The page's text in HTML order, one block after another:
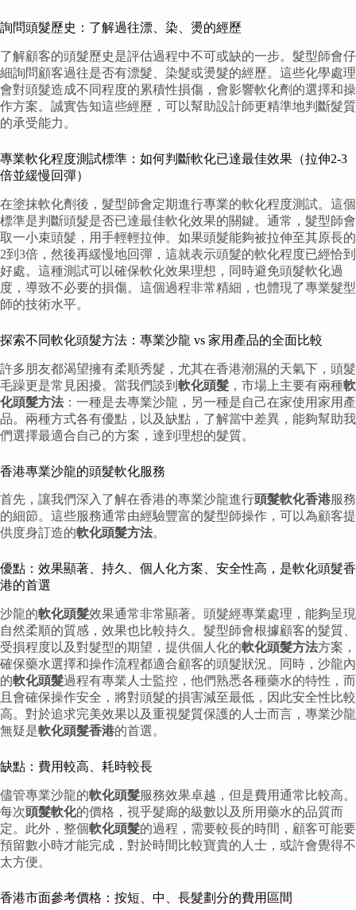
詢問頭髮歷史：了解過往漂、染、燙的經歷
了解顧客的頭髮歷史是評估過程中不可或缺的一步。髮型師會仔
細詢問顧客過往是否有漂髮、染髮或燙髮的經歷。這些化學處理
會對頭髮造成不同程度的累積性損傷，會影響軟化劑的選擇和操
作方案。誠實告知這些經歷，可以幫助設計師更精準地判斷髮質
的承受能力。
專業軟化程度測試標準：如何判斷軟化已達最佳效果（拉伸2-3
倍並緩慢回彈）
在塗抹軟化劑後，髮型師會定期進行專業的軟化程度測試。這個
標準是判斷頭髮是否已達最佳軟化效果的關鍵。通常，髮型師會
取一小束頭髮，用手輕輕拉伸。如果頭髮能夠被拉伸至其原長的
2到3倍，然後再緩慢地回彈，這就表示頭髮的軟化程度已經恰到
好處。這種測試可以確保軟化效果理想，同時避免頭髮軟化過
度，導致不必要的損傷。這個過程非常精細，也體現了專業髮型
師的技術水平。
探索不同軟化頭髮方法：專業沙龍 vs 家用產品的全面比較
許多朋友都渴望擁有柔順秀髮，尤其在香港潮濕的天氣下，頭髮
毛躁更是常見困擾。當我們談到 軟化頭髮 ，市場上主要有兩種軟
化頭髮方法 ：一種是去專業沙龍，另一種是自己在家使用家用產
品。兩種方式各有優點，以及缺點，了解當中差異，能夠幫助我
們選擇最適合自己的方案，達到理想的髮質。
香港專業沙龍的頭髮軟化服務
首先，讓我們深入了解在香港的專業沙龍進行頭髮軟化香港服務
的細節。這些服務通常由經驗豐富的髮型師操作，可以為顧客提
供度身訂造的軟化頭髮方法。
優點：效果顯著、持久、個人化方案、安全性高，是軟化頭髮香
港的首選
沙龍的軟化頭髮效果通常非常顯著。頭髮經專業處理，能夠呈現
自然柔順的質感，效果也比較持久。髮型師會根據顧客的髮質、
受損程度以及對髮型的期望，提供個人化的軟化頭髮方法方案，
確保藥水選擇和操作流程都適合顧客的頭髮狀況。同時，沙龍內
的軟化頭髮過程有專業人士監控，他們熟悉各種藥水的特性，而
且會確保操作安全，將對頭髮的損害減至最低，因此安全性比較
高。對於追求完美效果以及重視髮質保護的人士而言，專業沙龍
無疑是軟化頭髮香港的首選。
缺點：費用較高、耗時較長
儘管專業沙龍的軟化頭髮服務效果卓越，但是費用通常比較高。
每次頭髮軟化的價格，視乎髮廊的級數以及所用藥水的品質而
定。此外，整個軟化頭髮的過程，需要較長的時間，顧客可能要
預留數小時才能完成，對於時間比較寶貴的人士，或許會覺得不
太方便。
香港市面參考價格：按短、中、長髮劃分的費用區間